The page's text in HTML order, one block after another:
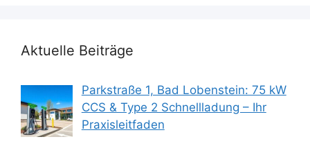
Aktuelle Beiträge
Parkstraße 1, Bad Lobenstein: 75 kW
CCS & Type 2 Schnellladung – Ihr
Praxisleitfaden